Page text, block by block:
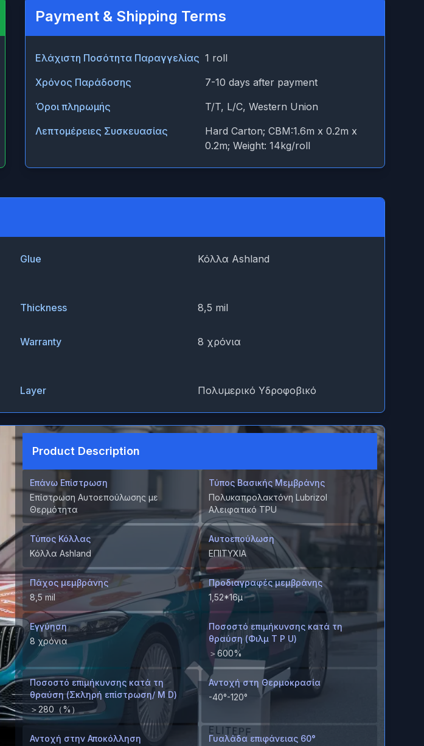
Payment & Shipping Terms
Ελάχιστη Ποσότητα Παραγγελίας 1 roll
Χρόνος Παράδοσης
7-10 days after payment
Όροι πληρωμής
T/T, L/C, Western Union
Λεπτομέρειες Συσκευασίας
Hard Carton; CBM:1.6m x 0.2m x
0.2m; Weight: 14kg/roll
Glue Κόλλα Ashland
Thickness 8,5 mil
Warranty 8 χρόνια
Layer Πολυμερικό Υδροφοβικό
Product Description
Επάνω Επίστρωση
Επίστρωση Αυτοεπούλωσης με
Θερμότητα
Τύπος Βασικής Μεμβράνης
Πολυκαπρολακτόνη Lubrizol
Αλειφατικό TPU
Τύπος Κόλλας
Κόλλα Ashland
Αυτοεπούλωση
ΕΠΙΤΥΧΙΑ
Πάχος μεμβράνης
8,5 mil
Προδιαγραφές μεμβράνης
1,52*16μ
Εγγύηση
8 χρόνια
Ποσοστό επιμήκυνσης κατά τη
θραύση (Φιλμ T P U)
＞600%
Ποσοστό επιμήκυνσης κατά τη
θραύση (Σκληρή επίστρωση/ M D)
＞280（%）
Αντοχή στη Θερμοκρασία
-40°-120°
Αντοχή στην Αποκόλληση
Γυαλάδα επιφάνειας 60°